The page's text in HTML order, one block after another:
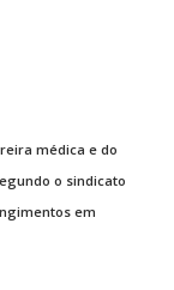
médica e do
o sindicato
em